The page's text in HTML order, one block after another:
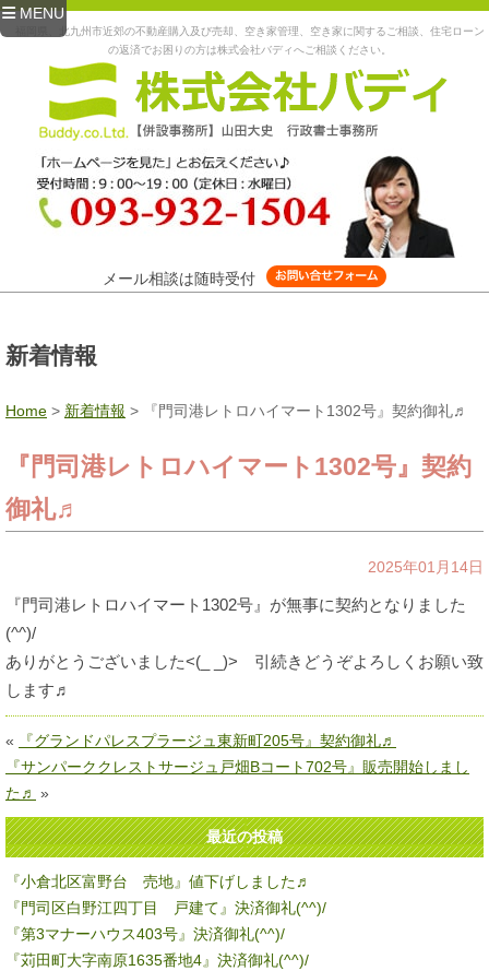
MENU
福岡県、北九州市近郊の不動産購入及び売却、空き家管理、空き家に関するご相談、住宅ローン
の返済でお困りの方は株式会社バディへご相談ください。
メール相談は随時受付
新着情報
Home > 新着情報 > 『門司港レトロハイマート1302号』契約御礼♬
『門司港レトロハイマート1302号』契約
御礼♬
2025年01月14日
『門司港レトロハイマート1302号』が無事に契約となりました
(^^)/
ありがとうございました<(_ _)> 引続きどうぞよろしくお願い致
します♬
«
『グランドパレスプラージュ東新町205号』契約御礼♬
『サンパーククレストサージュ戸畑Bコート702号』販売開始しまし
た♬ »
最近の投稿
『小倉北区富野台 売地』値下げしました♬
『門司区白野江四丁目 戸建て』決済御礼(^^)/
『第3マナーハウス403号』決済御礼(^^)/
『苅田町大字南原1635番地4』決済御礼(^^)/